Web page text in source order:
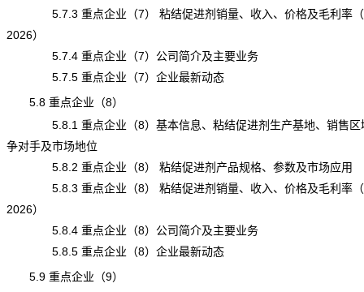
5.7.3 重点企业（7） 粘结促进剂销量、收入、价格及毛利率（
2026）
5.7.4 重点企业（7）公司简介及主要业务
5.7.5 重点企业（7）企业最新动态
5.8 重点企业（8）
5.8.1 重点企业（8）基本信息、粘结促进剂生产基地、销售区
争对手及市场地位
5.8.2 重点企业（8） 粘结促进剂产品规格、参数及市场应用
5.8.3 重点企业（8） 粘结促进剂销量、收入、价格及毛利率（
2026）
5.8.4 重点企业（8）公司简介及主要业务
5.8.5 重点企业（8）企业最新动态
5.9 重点企业（9）